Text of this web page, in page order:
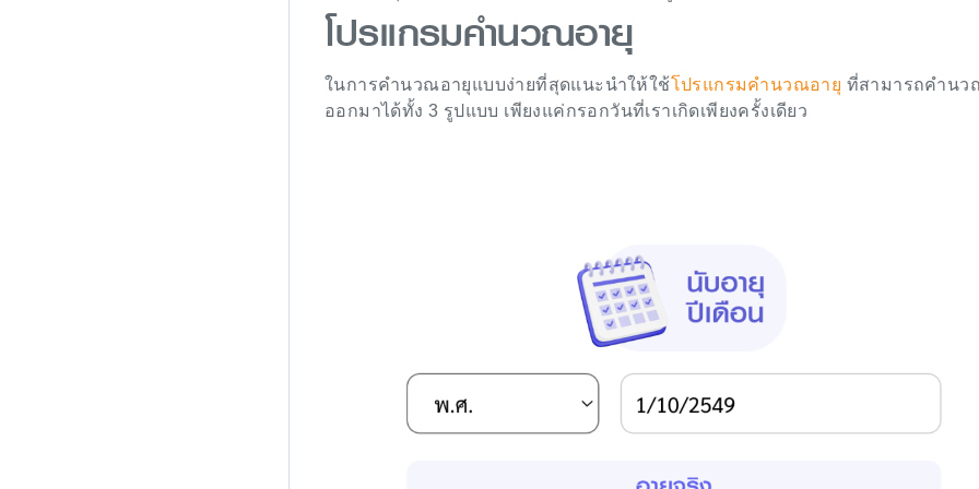
โปรแกรมคำนวณอายุ
ในการคำนวณอายุแบบง่ายที่สุดแนะนำให้ใช้โปรแกรมคำนวณอายุ ที่สามารถคำนว
ออกมาได้ทั้ง 3 รูปแบบ เพียงแค่กรอกวันที่เราเกิดเพียงครั้งเดียว